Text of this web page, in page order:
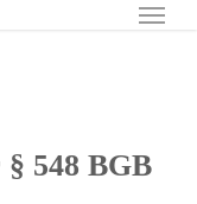
548 BGB